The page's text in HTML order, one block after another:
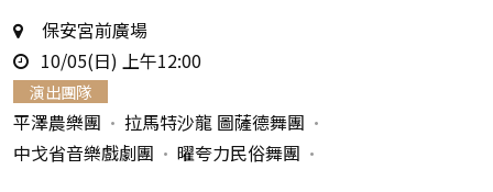
地
點
保安宮前廣場
時
間
10/05(日) 上午12:00
演出團隊
平澤農樂團
拉馬特沙龍 圖薩德舞團
中戈省音樂戲劇團
曜夸力民俗舞團